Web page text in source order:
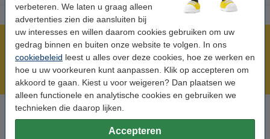
verbeteren. We laten u graag alleen
advertenties zien die aansluiten bij
uw interesses en willen daarom cookies gebruiken om uw
gedrag binnen en buiten onze website te volgen. In ons
cookiebeleid leest u alles over deze cookies, hoe ze werken en
hoe u uw voorkeuren kunt aanpassen. Klik op accepteren om
akkoord te gaan. Kiest u voor weigeren? Dan plaatsen we
alleen functionele en analytische cookies en gebruiken we
technieken die daarop lijken.
Accepteren
Meer dan 5 miljoen klanten!
Voor 22.00 uur besteld, morgen in huis!
Hulp nodig? Bel ons op +32 (0)9 39 64 123
Op werkdagen van 8.30 tot 17 uur